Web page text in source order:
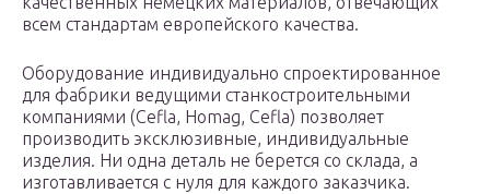
всем стандартам европейского качества.
Оборудование индивидуально спроектированное
для фабрики ведущими станкостроительными
компаниями (Cefla, Homag, Cefla) позволяет
производить эксклюзивные, индивидуальные
изделия. Ни одна деталь не берется со склада, а
изготавливается с нуля для каждого заказчика.